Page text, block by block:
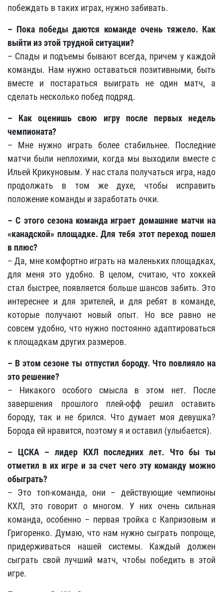
побеждать в таких играх, нужно забивать.
– Пока победы даются команде очень тяжело. Как
выйти из этой трудной ситуации?
– Спады и подъемы бывают всегда, причем у каждой
команды. Нам нужно оставаться позитивными, быть
вместе и постараться выиграть не один матч, а
сделать несколько побед подряд.
– Как оценишь свою игру после первых недель
чемпионата?
– Мне нужно играть более стабильнее. Последние
матчи были неплохими, когда мы выходили вместе с
Ильей Крикуновым. У нас стала получаться игра, надо
продолжать в том же духе, чтобы исправить
положение команды и заработать очки.
– С этого сезона команда играет домашние матчи на
«канадской» площадке. Для тебя этот переход пошел
в плюс?
– Да, мне комфортно играть на маленьких площадках,
для меня это удобно. В целом, считаю, что хоккей
стал быстрее, появляется больше шансов забить. Это
интереснее и для зрителей, и для ребят в команде,
которые получают новый опыт. Но все равно не
совсем удобно, что нужно постоянно адаптироваться
к площадкам других размеров.
– В этом сезоне ты отпустил бороду. Что повлияло на
это решение?
– Никакого особого смысла в этом нет. После
завершения прошлого плей-офф решил оставить
бороду, так и не брился. Что думает моя девушка?
Борода ей нравится, поэтому я и оставил (улыбается).
– ЦСКА – лидер КХЛ последних лет. Что бы ты
отметил в их игре и за счет чего эту команду можно
обыграть?
– Это топ-команда, они – действующие чемпионы
КХЛ, это говорит о многом. У них очень сильная
команда, особенно – первая тройка с Капризовым и
Григоренко. Думаю, что нам нужно сыграть попроще,
придерживаться нашей системы. Каждый должен
сыграть свой лучший матч, чтобы победить в этой
игре.